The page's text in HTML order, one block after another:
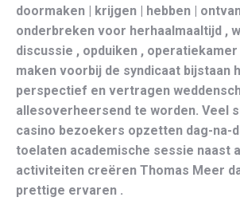
doormaken | krijgen | hebben |
onderbreken voor herhaalmaaltijd ,
discussie , opduiken ,
maken voorbij de syndicaat bijstaan
perspectief en vertragen
allesoverheersend te worden. Veel
casino bezoekers opzetten dag-na-
toelaten academische sessie naast
activiteiten creëren Thomas Meer
prettige ervaren .